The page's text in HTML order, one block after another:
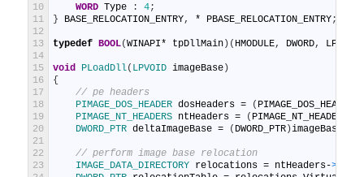
10
11
12
13
14
15
16
17
18
19
20
21
22
23
WORD Type : 4;
}
BASE_RELOCATION_ENTRY, * PBASE_RELOCATION_ENTRY;
typedef BOOL(WINAPI* tpDllMain ) ( HMODULE, DWORD, LPVOID
void PLoadDll( LPVOID imageBase )
{
// pe headers
PIMAGE_DOS_HEADER dosHeaders = ( PIMAGE_DOS_HEADER
PIMAGE_NT_HEADERS ntHeaders = ( PIMAGE_NT_HEADERS
DWORD_PTR deltaImageBase = ( DWORD_PTR )imageBase
// perform image base relocation
IMAGE_DATA_DIRECTORY relocations = ntHeaders->